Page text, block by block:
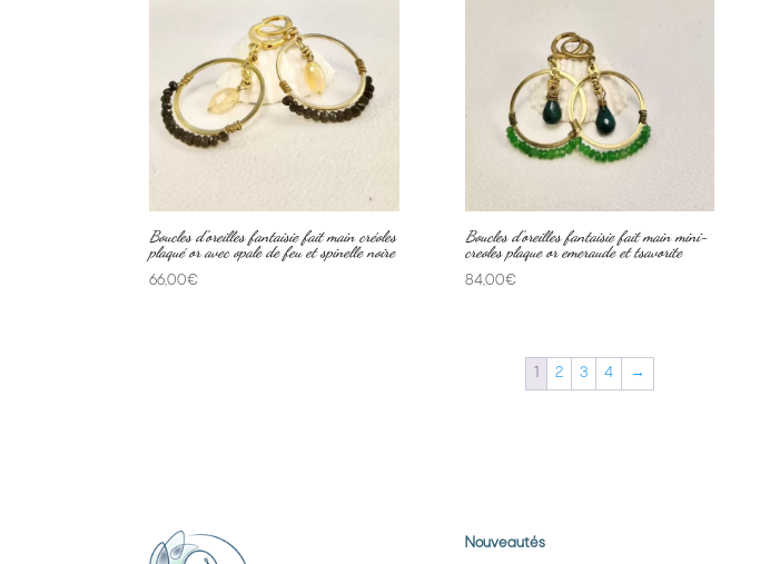
Boucles d’oreilles fantaisie fait main créoles
plaqué or avec opale de feu et spinelle noire
66,00€
Boucles d’oreilles fantaisie fait main mini-
creoles plaque or emeraude et tsavorite
84,00€
1 2 3 4 →
Nouveautés